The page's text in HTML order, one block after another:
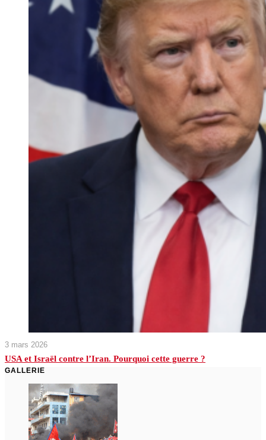
3 mars 2026
USA et Israël contre l’Iran. Pourquoi cette guerre ?
GALLERIE